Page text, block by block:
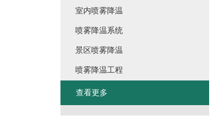
室内喷雾降温
喷雾降温系统
景区喷雾降温
喷雾降温工程
查看更多